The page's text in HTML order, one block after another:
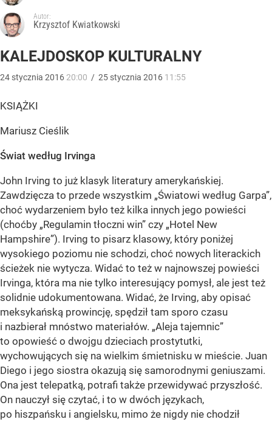
Autor:
Krzysztof Kwiatkowski
KALEJDOSKOP KULTURALNY
24 stycznia 2016 20:00 / 25 stycznia 2016 11:55
KSIĄŻKI
Mariusz Cieślik
Świat według Irvinga
John Irving to już klasyk literatury amerykańskiej.
Zawdzięcza to przede wszystkim „Światowi według Garpa”,
choć wydarzeniem było też kilka innych jego powieści
(choćby „Regulamin tłoczni win” czy „Hotel New
Hampshire”). Irving to pisarz klasowy, który poniżej
wysokiego poziomu nie schodzi, choć nowych literackich
ścieżek nie wytycza. Widać to też w najnowszej powieści
Irvinga, która ma nie tylko interesujący pomysł, ale jest też
solidnie udokumentowana. Widać, że Irving, aby opisać
meksykańską prowincję, spędził tam sporo czasu
i nazbierał mnóstwo materiałów. „Aleja tajemnic”
to opowieść o dwojgu dzieciach prostytutki,
wychowujących się na wielkim śmietnisku w mieście. Juan
Diego i jego siostra okazują się samorodnymi geniuszami.
Ona jest telepatką, potrafi także przewidywać przyszłość.
On nauczył się czytać, i to w dwóch językach,
po hiszpańsku i angielsku, mimo że nigdy nie chodził